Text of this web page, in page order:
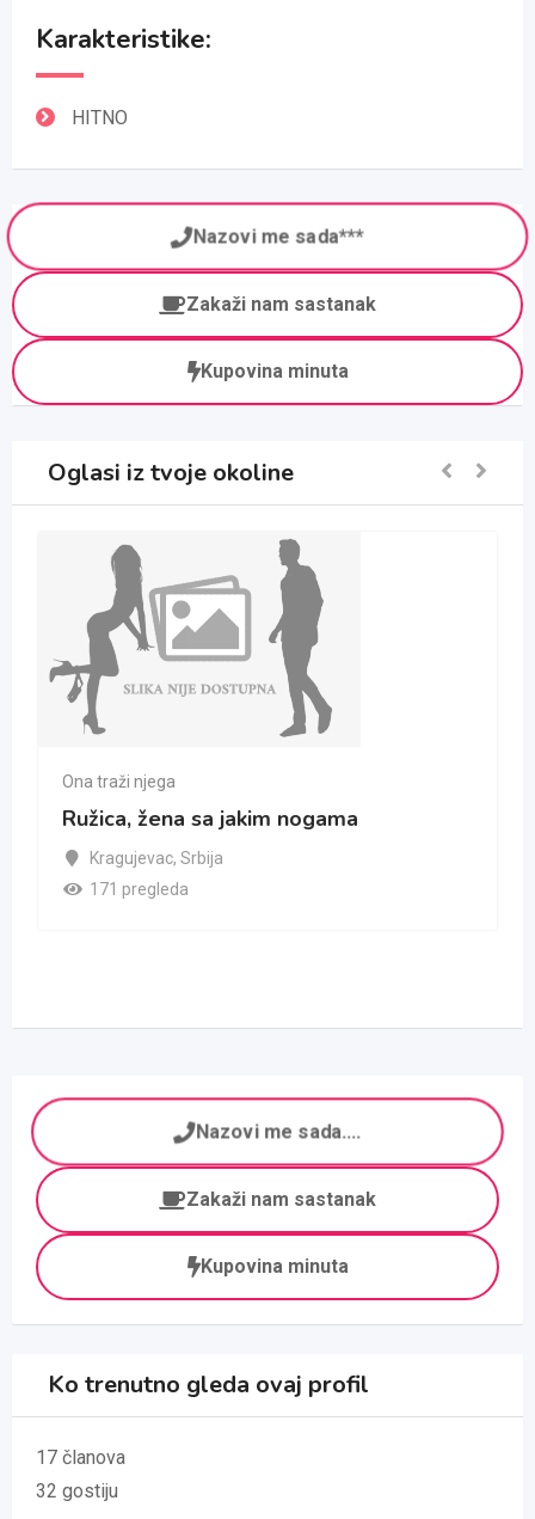
Karakteristike:
HITNO
Nazovi me sada***
Zakaži nam sastanak
Kupovina minuta
Oglasi iz tvoje okoline
Ona traži njega
Ružica, žena sa jakim nogama
Kragujevac, Srbija
171 pregleda
Nazovi me sada....
Zakaži nam sastanak
Kupovina minuta
Ko trenutno gleda ovaj profil
17 članova
32 gostiju